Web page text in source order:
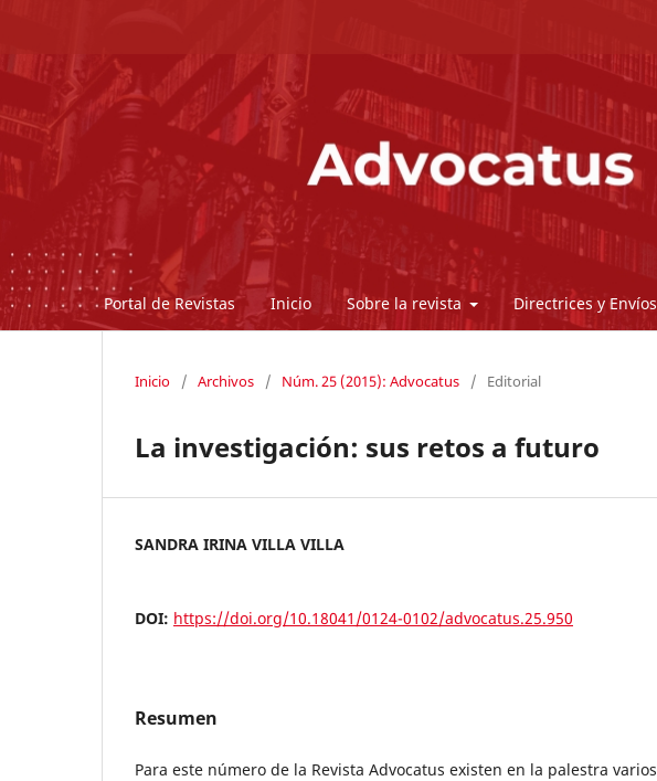
Portal de Revistas Inicio Sobre la revista Directrices y Envíos
Inicio / Archivos / Núm. 25 (2015): Advocatus / Editorial
La investigación: sus retos a futuro
SANDRA IRINA VILLA VILLA
DOI: https://doi.org/10.18041/0124-0102/advocatus.25.950
Resumen
Para este número de la Revista Advocatus existen en la palestra varios